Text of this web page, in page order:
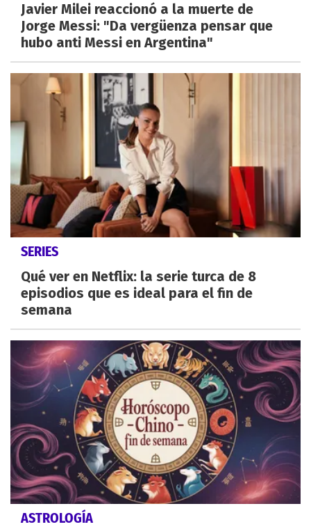
Javier Milei reaccionó a la muerte de
Jorge Messi: "Da vergüenza pensar que
hubo anti Messi en Argentina"
SERIES
Qué ver en Netflix: la serie turca de 8
episodios que es ideal para el fin de
semana
ASTROLOGÍA